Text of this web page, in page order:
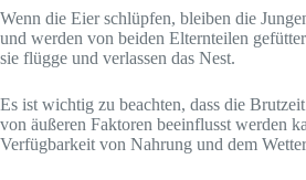
Wenn die Eier schlüpfen, bleiben die
und werden von beiden Elternteilen
sie flügge und verlassen das Nest.
Es ist wichtig zu beachten, dass die
von äußeren Faktoren beeinflusst werden
Verfügbarkeit von Nahrung und dem